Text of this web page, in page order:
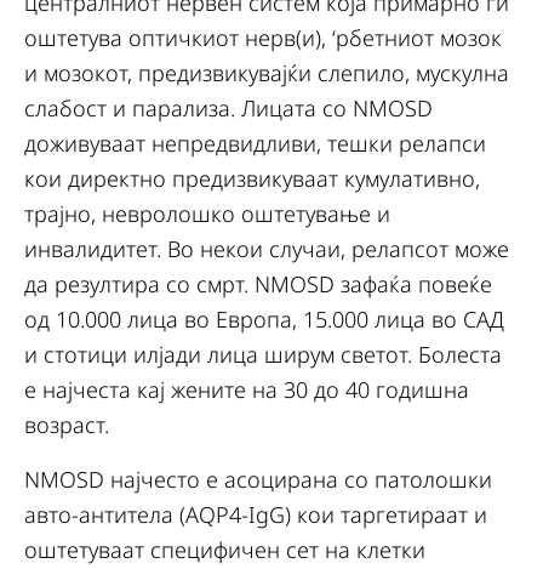
оштетува оптичкиот нерв(и), ‘рбетниот мозок
и мозокот, предизвикувајќи слепило, мускулна
слабост и парализа. Лицата со NMOSD
доживуваат непредвидливи, тешки релапси
кои директно предизвикуваат кумулативно,
трајно, невролошко оштетување и
инвалидитет. Во некои случаи, релапсот може
да резултира со смрт. NMOSD зафаќа повеќе
од 10.000 лица во Европа, 15.000 лица во САД
и стотици илјади лица ширум светот. Болеста
е најчеста кај жените на 30 до 40 годишна
возраст.
NMOSD најчесто е асоцирана со патолошки
авто-антитела (AQP4-IgG) кои таргетираат и
оштетуваат специфичен сет на клетки